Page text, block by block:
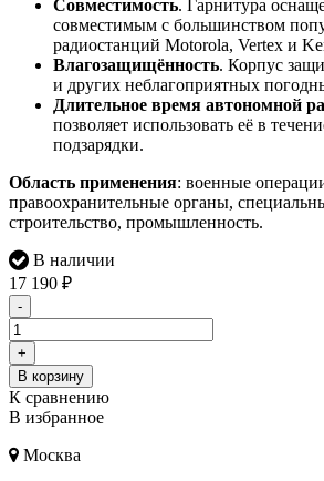
Совместимость. Гарнитура
совместимым с большинством
радиостанций Motorola, Vertex и
Влагозащищённость. Корпус
и других неблагоприятных
Длительное время автономной
позволяет использовать её в
подзарядки.
Область применения: военные
правоохранительные органы,
строительство, промышленность.
В наличии
17 190 ₽
-
+
В корзину
К сравнению
В избранное
Москва